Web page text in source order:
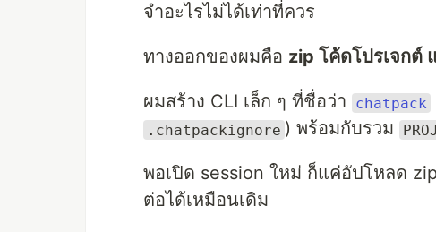
จำอะไรไม่ได้เท่าที่ควร
ทางออกของผมคือ zip โค้ดโปรเจกต์
ผมสร้าง CLI เล็ก ๆ ที่ชื่อว่า chatpack
.chatpackignore ) พร้อมกับรวม
พอเปิด session ใหม่ ก็แค่อัปโหลด
ต่อได้เหมือนเดิม